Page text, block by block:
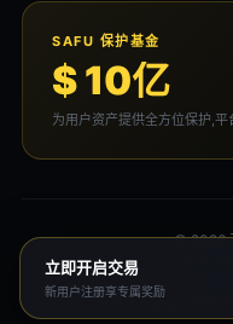
SAFU 保护基金
$ 10亿
为用户资产提供全方位保护,
© 2026
立即开启交易
新用户注册享专属奖励